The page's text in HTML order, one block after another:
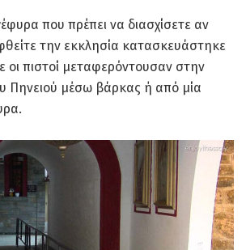
που πρέπει να διασχίσετε αν
την εκκλησία κατασκευάστηκε
οι πιστοί μεταφερόντουσαν στην
Πηνειού μέσω βάρκας ή από μία